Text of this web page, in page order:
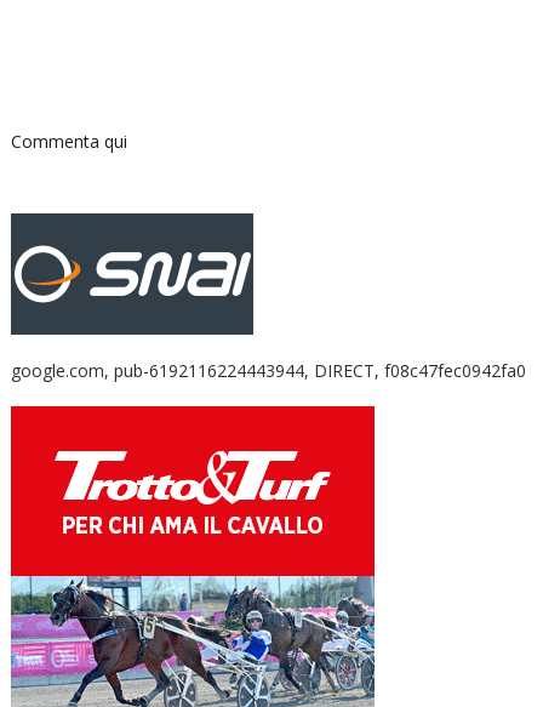
Commenta qui
google.com, pub-6192116224443944, DIRECT, f08c47fec0942fa0